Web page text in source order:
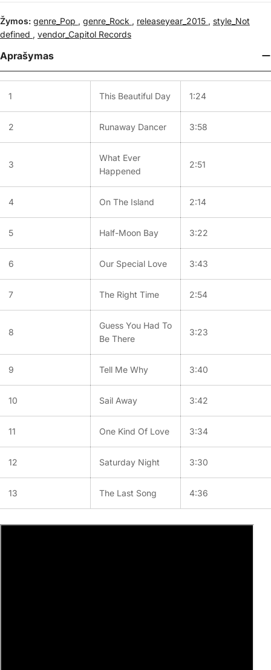
Žymos: genre_Pop , genre_Rock , releaseyear_2015 , style_Not
defined , vendor_Capitol Records
Aprašymas
1 This Beautiful Day 1:24
2 Runaway Dancer 3:58
3
What Ever
Happened
2:51
4 On The Island 2:14
5 Half-Moon Bay 3:22
6 Our Special Love 3:43
7 The Right Time 2:54
8
Guess You Had To
Be There
3:23
9 Tell Me Why 3:40
10 Sail Away 3:42
11 One Kind Of Love 3:34
12 Saturday Night 3:30
13 The Last Song 4:36